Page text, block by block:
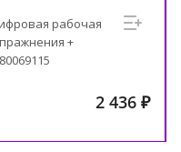
рабочая
+
2 436 ₽